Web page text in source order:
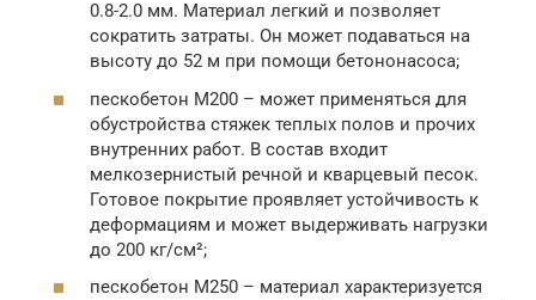
0.8-2.0 мм. Материал легкий и позволяет
сократить затраты. Он может подаваться на
высоту до 52 м при помощи бетононасоса;
пескобетон М200 – может применяться для
обустройства стяжек теплых полов и прочих
внутренних работ. В состав входит
мелкозернистый речной и кварцевый песок.
Готовое покрытие проявляет устойчивость к
деформациям и может выдерживать нагрузки
до 200 кг/см²;
пескобетон М250 – материал характеризуется